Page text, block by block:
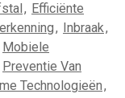
, Efficiënte
, Inbraak,
Mobiele
Preventie Van
Technologieën,